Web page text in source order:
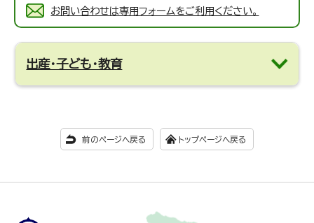
お問い合わせは専用フォームをご利用ください。
出産・子ども・教育
前のページへ戻る トップページへ戻る